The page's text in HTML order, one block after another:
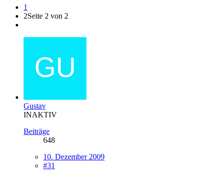
1
2Seite 2 von 2
Gustav
INAKTIV
Beiträge
648
10. Dezember 2009
#31